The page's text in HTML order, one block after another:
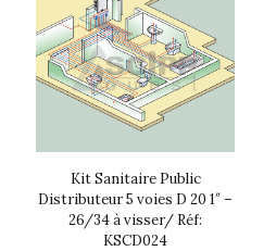
Kit Sanitaire Public
Distributeur 5 voies D 20 1″ –
26/34 à visser/ Réf:
KSCD024